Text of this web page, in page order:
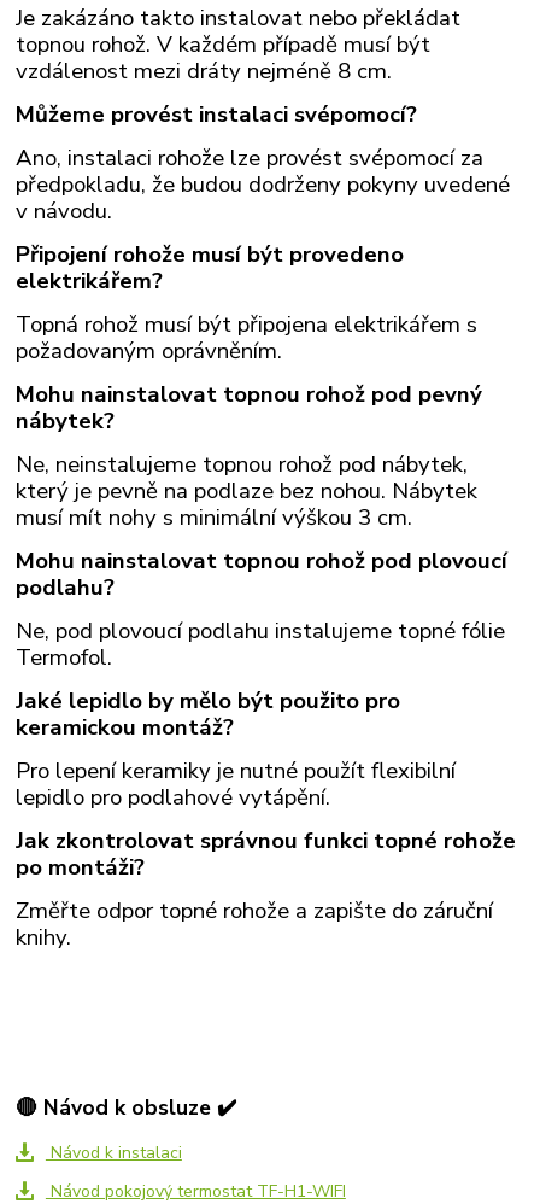
Je zakázáno takto instalovat nebo překládat
topnou rohož. V každém případě musí být
vzdálenost mezi dráty nejméně 8 cm.
Můžeme provést instalaci svépomocí?
Ano, instalaci rohože lze provést svépomocí za
předpokladu, že budou dodrženy pokyny uvedené
v návodu.
Připojení rohože musí být provedeno
elektrikářem?
Topná rohož musí být připojena elektrikářem s
požadovaným oprávněním.
Mohu nainstalovat topnou rohož pod pevný
nábytek?
Ne, neinstalujeme topnou rohož pod nábytek,
který je pevně na podlaze bez nohou. Nábytek
musí mít nohy s minimální výškou 3 cm.
Mohu nainstalovat topnou rohož pod plovoucí
podlahu?
Ne, pod plovoucí podlahu instalujeme topné fólie
Termofol.
Jaké lepidlo by mělo být použito pro
keramickou montáž?
Pro lepení keramiky je nutné použít flexibilní
lepidlo pro podlahové vytápění.
Jak zkontrolovat správnou funkci topné rohože
po montáži?
Změřte odpor topné rohože a zapište do záruční
knihy.
🔴 Návod k obsluze ✔️
Návod k instalaci
Návod pokojový termostat TF-H1-WIFI